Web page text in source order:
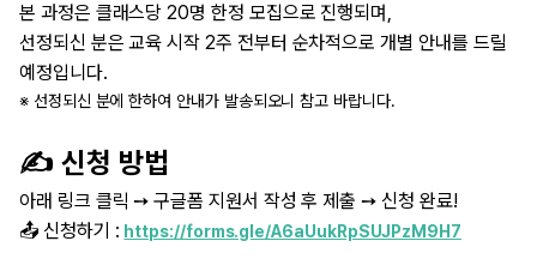
본 과정은 클래스당 20명 한정 모집으로 진행되며,
선정되신 분은 교육 시작 2주 전부터 순차적으로 개별 안내를 드릴
예정입니다.
※ 선정되신 분에 한하여 안내가 발송되오니 참고 바랍니다.
✍️ 신청 방법
아래 링크 클릭 ➙ 구글폼 지원서 작성 후 제출 ➙ 신청 완료!
📤 신청하기 : https://forms.gle/A6aUukRpSUJPzM9H7